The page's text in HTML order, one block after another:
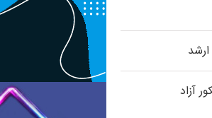
ارشد
آزاد